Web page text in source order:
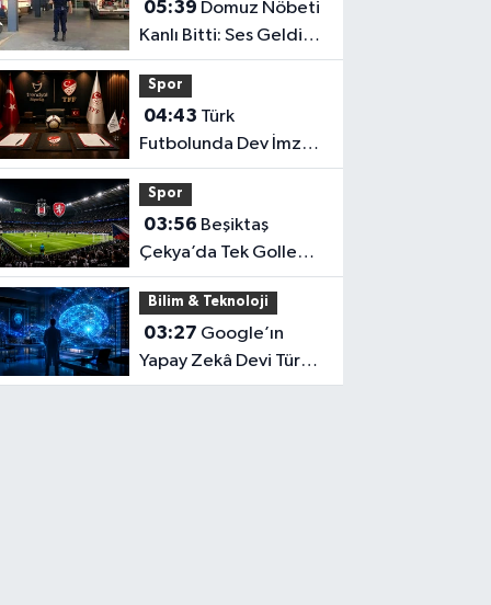
05:39
Kanlı Bitti: Ses Geldiği
Yöne Ateş Açan Oğul
Babasını Öldürdü!
Spor
04:43
Futbolunda Dev İmza:
Milyonluk Sponsorluk
Anlaşması Uzatıldı!
Spor
03:56
Çekya’da Tek Golle
Güldü! Italiano: "Cesur
Olduk ve Karşılığını
Aldık"
Bilim & Teknoloji
03:27
Yapay Zekâ Devi Türk
Bilim İnsanına Emanet!